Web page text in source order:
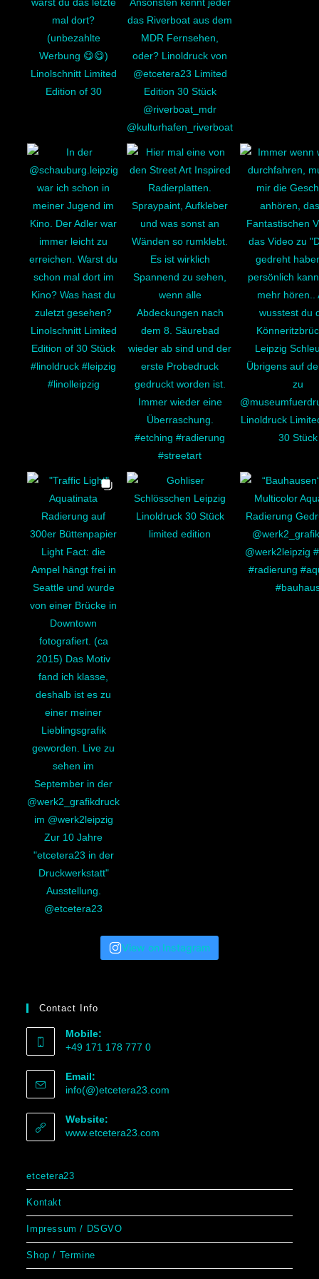
View on Instagram
Contact Info
Mobile:
+49 171 178 777 0
Email:
info(@)etcetera23.com
Website:
www.etcetera23.com
etcetera23
Kontakt
Impressum / DSGVO
Shop / Termine